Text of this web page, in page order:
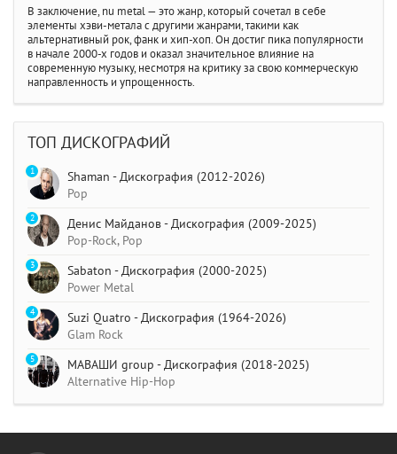
В заключение, nu metal — это жанр, который сочетал в себе
элементы хэви-метала с другими жанрами, такими как
альтернативный рок, фанк и хип-хоп. Он достиг пика популярности
в начале 2000-х годов и оказал значительное влияние на
современную музыку, несмотря на критику за свою коммерческую
направленность и упрощенность.
ТОП ДИСКОГРАФИЙ
Shaman - Дискография (2012-2026)
Pop
1
Денис Майданов - Дискография (2009-2025)
Pop-Rock, Pop
2
Sabaton - Дискография (2000-2025)
Power Metal
3
Suzi Quatro - Дискография (1964-2026)
Glam Rock
4
МАВАШИ group - Дискография (2018-2025)
Alternative Hip-Hop
5